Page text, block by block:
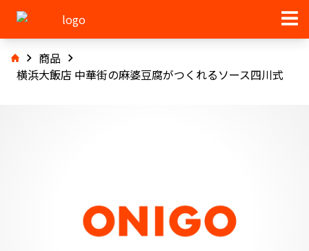
商品
横浜大飯店 中華街の麻婆豆腐がつくれるソース四川式